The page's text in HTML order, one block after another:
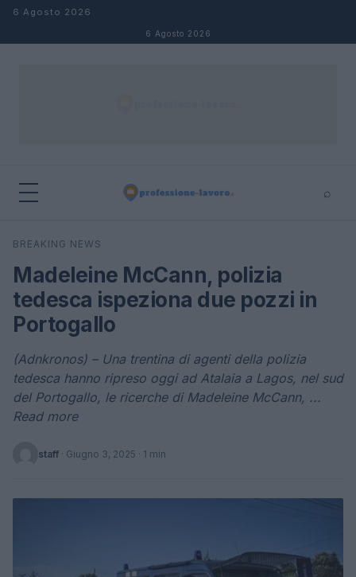
Salta al contenuto
6 Agosto 2026
6 Agosto 2026
⌕
Cerca
BREAKING NEWS
Madeleine McCann, polizia
tedesca ispeziona due pozzi in
Portogallo
(Adnkronos) – Una trentina di agenti della polizia
tedesca hanno ripreso oggi ad Atalaia a Lagos, nel sud
del Portogallo, le ricerche di Madeleine McCann, ...
Read more
staff · Giugno 3, 2025 · 1 min